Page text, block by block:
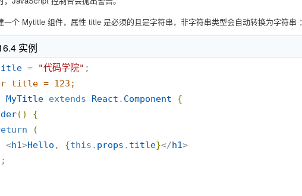
一个 Mytitle 组件，属性 title 是必须的且是字符串，非字符串类型会自动转换为字符串 ：
实例
= "代码学院"
title = 123;
MyTitle extends React . Component
{
( )
{
(
      <
h1>Hello , {this . props . title}</h1>
;